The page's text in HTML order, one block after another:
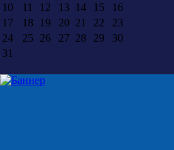
10
11 12 13 14 15
16
17
18 19 20 21 22
23
24
25 26 27 28 29
30
31